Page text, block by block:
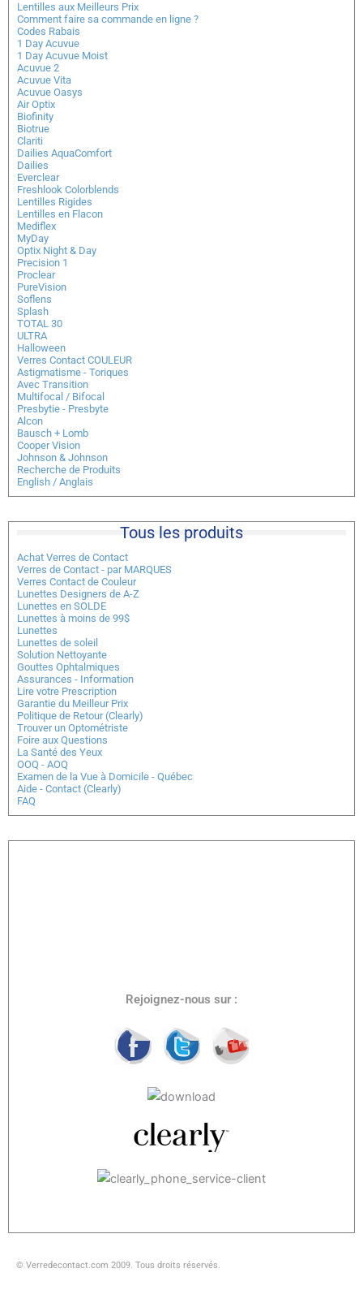
Lentilles aux Meilleurs Prix
Comment faire sa commande en ligne ?
Codes Rabais
1 Day Acuvue
1 Day Acuvue Moist
Acuvue 2
Acuvue Vita
Acuvue Oasys
Air Optix
Biofinity
Biotrue
Clariti
Dailies AquaComfort
Dailies
Everclear
Freshlook Colorblends
Lentilles Rigides
Lentilles en Flacon
Mediflex
MyDay
Optix Night & Day
Precision 1
Proclear
PureVision
Soflens
Splash
TOTAL 30
ULTRA
Halloween
Verres Contact COULEUR
Astigmatisme - Toriques
Avec Transition
Multifocal / Bifocal
Presbytie - Presbyte
Alcon
Bausch + Lomb
Cooper Vision
Johnson & Johnson
Recherche de Produits
English / Anglais
Tous les produits
Achat Verres de Contact
Verres de Contact - par MARQUES
Verres Contact de Couleur
Lunettes Designers de A-Z
Lunettes en SOLDE
Lunettes à moins de 99$
Lunettes
Lunettes de soleil
Solution Nettoyante
Gouttes Ophtalmiques
Assurances - Information
Lire votre Prescription
Garantie du Meilleur Prix
Politique de Retour (Clearly)
Trouver un Optométriste
Foire aux Questions
La Santé des Yeux
OOQ - AOQ
Examen de la Vue à Domicile - Québec
Aide - Contact (Clearly)
FAQ
Rejoignez-nous sur :
© Verredecontact.com 2009. Tous droits réservés.